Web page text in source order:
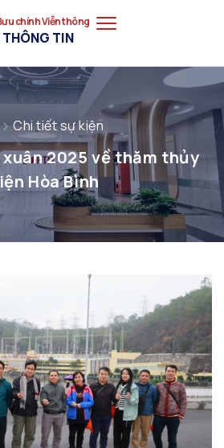
chính Viễn thông
THÔNG TIN
Chi tiết sự kiện
2025 về thăm thủy
Hòa Bình